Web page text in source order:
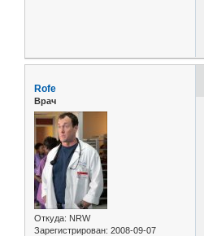
Rofe
Врач
Откуда: NRW
Зарегистрирован: 2008-09-07